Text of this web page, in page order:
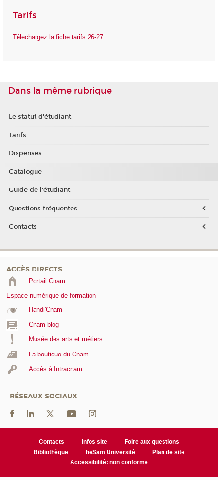
Tarifs
Télechargez la fiche tarifs 26-27
Dans la même rubrique
Le statut d'étudiant
Tarifs
Dispenses
Catalogue
Guide de l'étudiant
Questions fréquentes
Contacts
ACCÈS DIRECTS
Portail Cnam
Espace numérique de formation
Handi'Cnam
Cnam blog
Musée des arts et métiers
La boutique du Cnam
Accès à Intracnam
RÉSEAUX SOCIAUX
Contacts Infos site
Foire aux questions
Bibliothèque
heSam Université
Plan de site
Accessibilité: non conforme